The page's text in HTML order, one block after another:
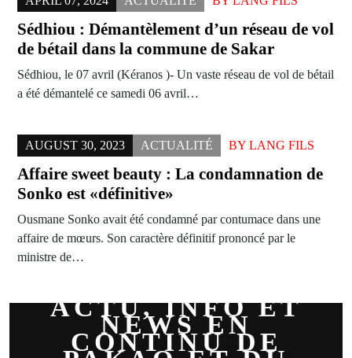
Sédhiou : Démantèlement d’un réseau de vol
de bétail dans la commune de Sakar
Sédhiou, le 07 avril (Kéranos )- Un vaste réseau de vol de bétail
a été démantelé ce samedi 06 avril…
AUGUST 30, 2023 ACTUALITÉ BY LANG FILS
Affaire sweet beauty : La condamnation de
Sonko est «définitive»
Ousmane Sonko avait été condamné par contumace dans une
affaire de mœurs. Son caractère définitif prononcé par le
ministre de…
ACTU, INFO ET
NEWS EN
CONTINU DE